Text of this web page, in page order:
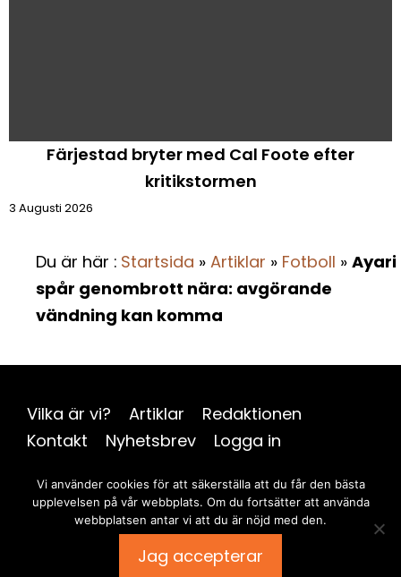
Färjestad bryter med Cal Foote efter
kritikstormen
3 Augusti 2026
Du är här : Startsida » Artiklar » Fotboll » Ayari
spår genombrott nära: avgörande
vändning kan komma
Vilka är vi? Artiklar
Redaktionen
Kontakt
Nyhetsbrev
Logga in
@ 2026 | Alla rättigheter förbehållna |Idrott & Samhälle
Publish a comment
Vi använder cookies för att säkerställa att du får den bästa
upplevelsen på vår webbplats. Om du fortsätter att använda
webbplatsen antar vi att du är nöjd med den.
Jag accepterar